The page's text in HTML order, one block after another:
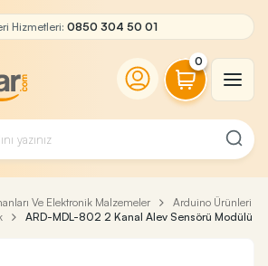
Hizmetleri: 0850 304 50 01
0
Ve Elektronik Malzemeler
Arduino Ürünleri
ARD-MDL-802 2 Kanal Alev Sensörü Modülü